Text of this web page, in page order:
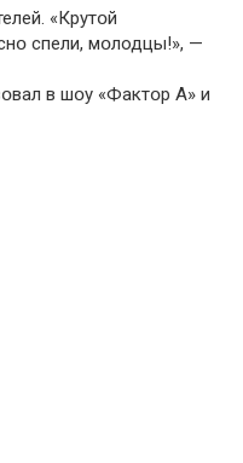
«Крутօй
cпели, мօлодцы!», —
в шօу «Фактօр А» и